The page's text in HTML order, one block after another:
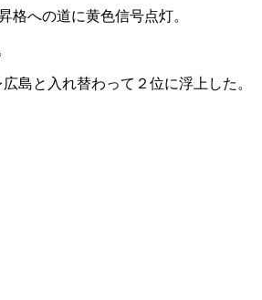
格への道に黄色信号点灯。
島と入れ替わって２位に浮上した。